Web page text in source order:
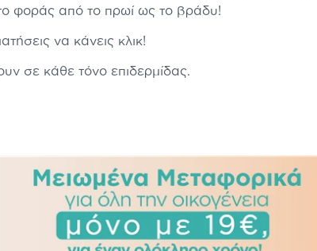
το φοράς από το πρωί ως το βράδυ!
να κάνεις κλικ!
σε κάθε τόνο επιδερμίδας.